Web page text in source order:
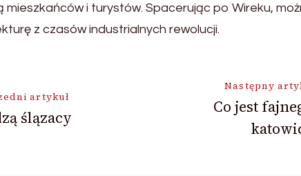
i turystów. Spacerując po Wireku,
z czasów industrialnych rewolucji.
artykuł
ślązacy
Następny
Co jest